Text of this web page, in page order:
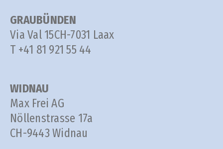
GRAUBÜNDEN
Via Val 15CH-7031 Laax
T +41 81 921 55 44
WIDNAU
Max Frei AG
Nöllenstrasse 17a
CH-9443 Widnau